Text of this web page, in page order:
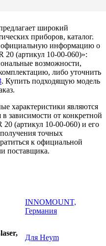
широкий
приборов, каталог.
информацию о
20 (артикул 10-00-060)»:
возможности,
либо уточнить
. Купить подходящую модель
характеристики являются
зависимости от конкретной
20 (артикул 10-00-060) и его
точных
к официальной
поставщика.
INNOMOUNT,
Германия
Для Heym